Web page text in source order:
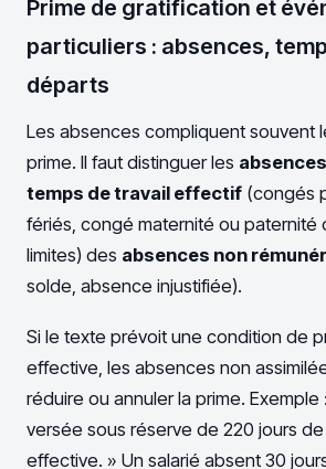
Prime de gratification et
particuliers : absences,
départs
Les absences compliquent souvent
prime. Il faut distinguer les
temps de travail effectif (congés
fériés, congé maternité ou paternité
limites) des absences non
solde, absence injustifiée).
Si le texte prévoit une condition de
effective, les absences non
réduire ou annuler la prime. Exemple
versée sous réserve de 220 jours
effective. » Un salarié absent 30